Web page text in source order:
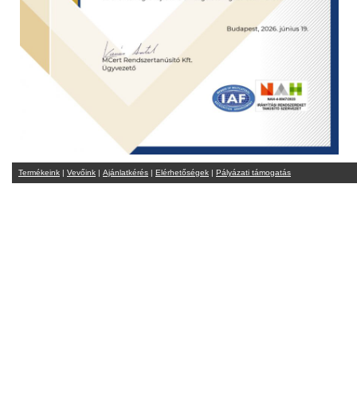
Termékeink | Vevőink | Ajánlatkérés | Elérhetőségek | Pályázati támogatás